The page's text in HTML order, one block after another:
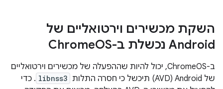
השקת מכשירים וירטואליים של
Android נכשלת ב-Chrome
OS
ב-ChromeOS, יכול להיות שההפעלה של מכשירים וירטואליים
של Android‏ (AVD) תיכשל כי חסרה התלות
libnss3 . כדי